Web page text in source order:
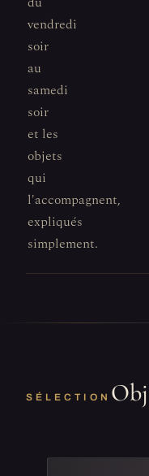
vendredi
soir
au
samedi
soir
et les
objets
qui
l'accompagnent,
expliqués
simplement.
SÉLECTION